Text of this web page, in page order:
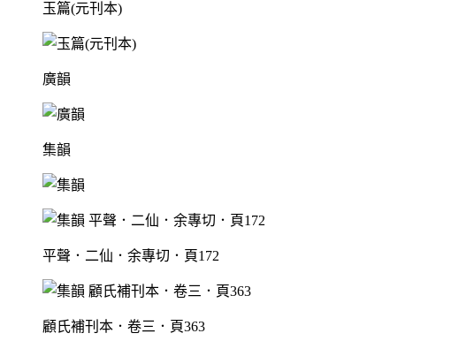
玉篇(元刊本)
廣韻
集韻
平聲．二仙．余專切．頁172
顧氏補刊本．卷三．頁363